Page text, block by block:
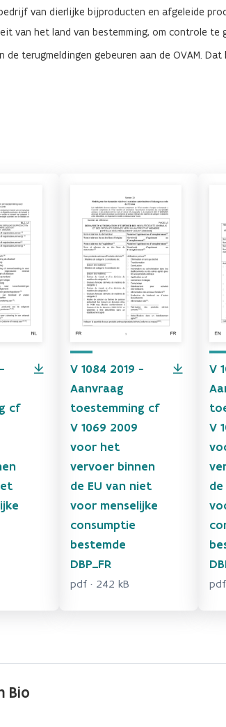
van dierlijke bijproducten en afgeleide
van het land van bestemming, om controle
terugmeldingen gebeuren aan de OVAM. Dat
cf
V 1084 2019 -
Aanvraag
toestemming cf
V 1069 2009
voor het
vervoer binnen
de EU van niet
voor menselijke
consumptie
bestemde
DBP_FR
pdf · 242 kB
V
V
pdf
Bio